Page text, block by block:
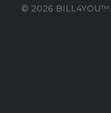
© 2026 BILL4YOU™.